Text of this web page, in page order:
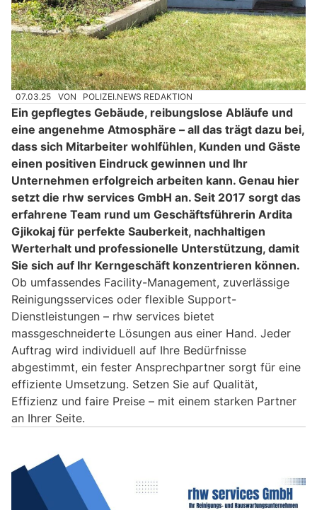
07.03.25 VON POLIZEI.NEWS REDAKTION
Ein gepflegtes Gebäude, reibungslose Abläufe und
eine angenehme Atmosphäre – all das trägt dazu bei,
dass sich Mitarbeiter wohlfühlen, Kunden und Gäste
einen positiven Eindruck gewinnen und Ihr
Unternehmen erfolgreich arbeiten kann. Genau hier
setzt die rhw services GmbH an. Seit 2017 sorgt das
erfahrene Team rund um Geschäftsführerin Ardita
Gjikokaj für perfekte Sauberkeit, nachhaltigen
Werterhalt und professionelle Unterstützung, damit
Sie sich auf Ihr Kerngeschäft konzentrieren können.
Ob umfassendes Facility-Management, zuverlässige
Reinigungsservices oder flexible Support-
Dienstleistungen – rhw services bietet
massgeschneiderte Lösungen aus einer Hand. Jeder
Auftrag wird individuell auf Ihre Bedürfnisse
abgestimmt, ein fester Ansprechpartner sorgt für eine
effiziente Umsetzung. Setzen Sie auf Qualität,
Effizienz und faire Preise – mit einem starken Partner
an Ihrer Seite.